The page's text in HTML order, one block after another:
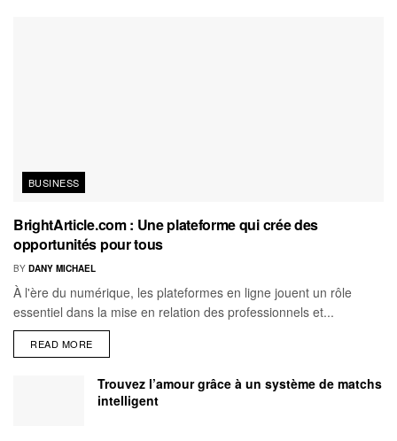
BUSINESS
BrightArticle.com : Une plateforme qui crée des
opportunités pour tous
BY DANY MICHAEL
À l'ère du numérique, les plateformes en ligne jouent un rôle
essentiel dans la mise en relation des professionnels et...
READ MORE
Trouvez l’amour grâce à un système de matchs
intelligent